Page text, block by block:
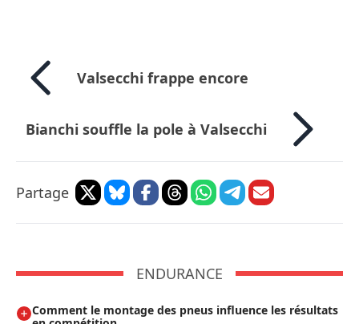
Valsecchi frappe encore
Bianchi souffle la pole à Valsecchi
Partage
ENDURANCE
Comment le montage des pneus influence les résultats